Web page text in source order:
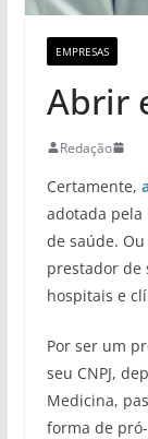
EMPRESAS
Abrir
Redação
Certamente,
adotada pela
de saúde.
prestador de
hospitais e
Por ser um
seu CNPJ,
Medicina,
forma de